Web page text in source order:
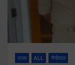
राज्य ALL नैनीताल